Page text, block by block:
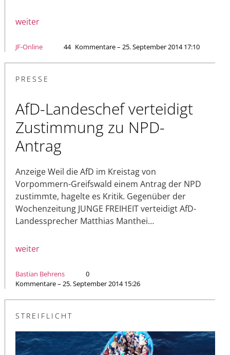
weiter
JF-Online 44 Kommentare – 25. September 2014 17:10
PRESSE
AfD-Landeschef verteidigt
Zustimmung zu NPD-
Antrag
Anzeige Weil die AfD im Kreistag von
Vorpommern-Greifswald einem Antrag der NPD
zustimmte, hagelte es Kritik. Gegenüber der
Wochenzeitung JUNGE FREIHEIT verteidigt AfD-
Landessprecher Matthias Manthei…
weiter
Bastian Behrens
0
Kommentare – 25. September 2014 15:26
STREIFLICHT